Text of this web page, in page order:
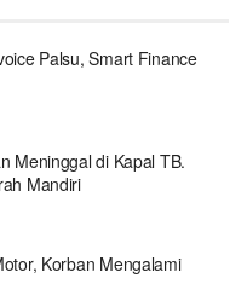
Palsu, Smart Finance
Meninggal di Kapal TB.
Mandiri
Korban Mengalami